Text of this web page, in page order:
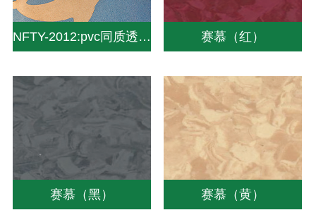
NFTY-2012:pvc同质透心地板|同质透心地板厂家|同质地板价格-中山南方pvc塑胶地板 赛慕（红）
赛慕（黑） 赛慕（黄）